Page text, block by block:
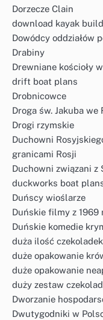
Dorzecze Clain
download kayak
Dowódcy oddziałów
Drabiny
Drewniane kościoły
drift boat plans
Drobnicowce
Droga św. Jakuba we
Drogi rzymskie
Duchowni
granicami Rosji
Duchowni związani z
duckworks boat
Duńscy wioślarze
Duńskie filmy z 1969
Duńskie komedie
duża ilość
duże opakowanie
duże opakowanie
duży zestaw
Dworzanie
Dwutygodniki w